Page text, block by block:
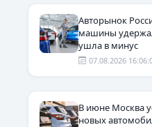
Авторынок
машины
ушла в минус
07.08.2026
В июне Москва
новых